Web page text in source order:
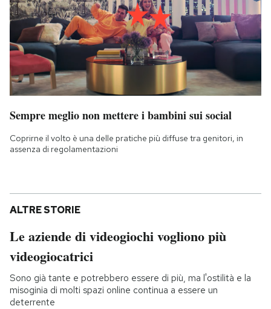
Sempre meglio non mettere i bambini sui social
Coprirne il volto è una delle pratiche più diffuse tra genitori, in
assenza di regolamentazioni
ALTRE STORIE
Le aziende di videogiochi vogliono più
videogiocatrici
Sono già tante e potrebbero essere di più, ma l'ostilità e la
misoginia di molti spazi online continua a essere un
deterrente